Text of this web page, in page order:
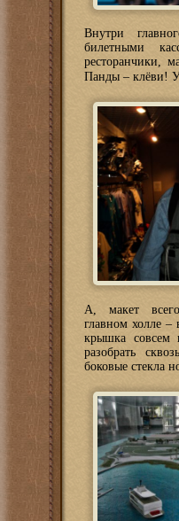
Внутри
билетными
ресторанчики,
Панды – клёви!
А, макет
главном холле –
крышка совсем
разобрать
боковые стекла